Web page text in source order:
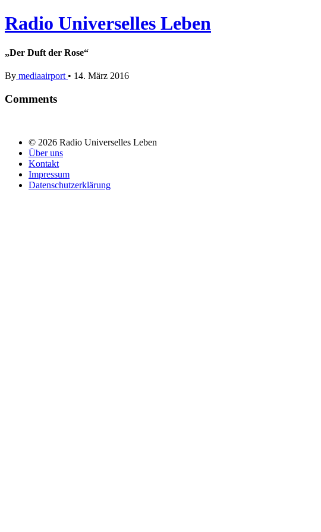
Radio Universelles Leben
„Der Duft der Rose“
By mediaairport • 14. März 2016
Comments
© 2026 Radio Universelles Leben
Über uns
Kontakt
Impressum
Datenschutzerklärung